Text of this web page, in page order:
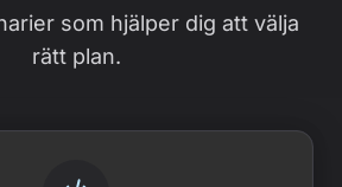
som hjälper dig att välja
rätt plan.